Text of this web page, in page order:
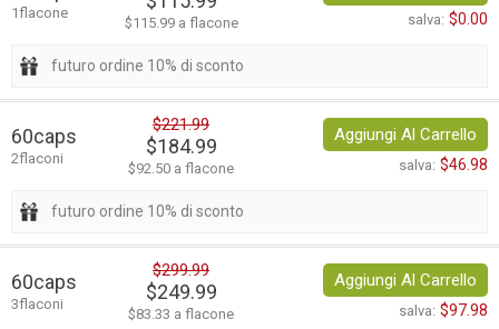
1flacone
$115.99 a flacone salva: $0.00
futuro ordine 10% di sconto
60caps
2flaconi
$221.99
$184.99
$92.50 a flacone
Aggiungi Al Carrello
salva: $46.98
futuro ordine 10% di sconto
60caps
3flaconi
$299.99
$249.99
$83.33 a flacone
Aggiungi Al Carrello
salva: $97.98